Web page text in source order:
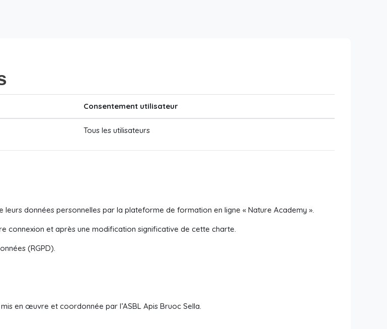
Consentement utilisateur
Tous les utilisateurs
données personnelles par la plateforme de formation en ligne « Nature Academy ».
connexion et après une modification significative de cette charte.
(RGPD).
en œuvre et coordonnée par l’ASBL Apis Bruoc Sella.